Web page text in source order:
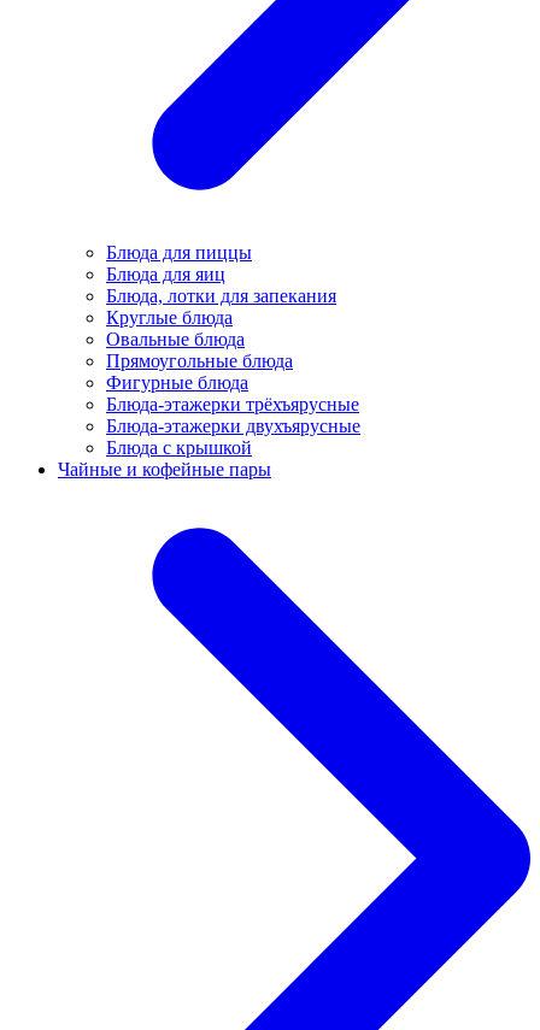
Блюда для пиццы
Блюда для яиц
Блюда, лотки для запекания
Круглые блюда
Овальные блюда
Прямоугольные блюда
Фигурные блюда
Блюда-этажерки трёхъярусные
Блюда-этажерки двухъярусные
Блюда с крышкой
Чайные и кофейные пары